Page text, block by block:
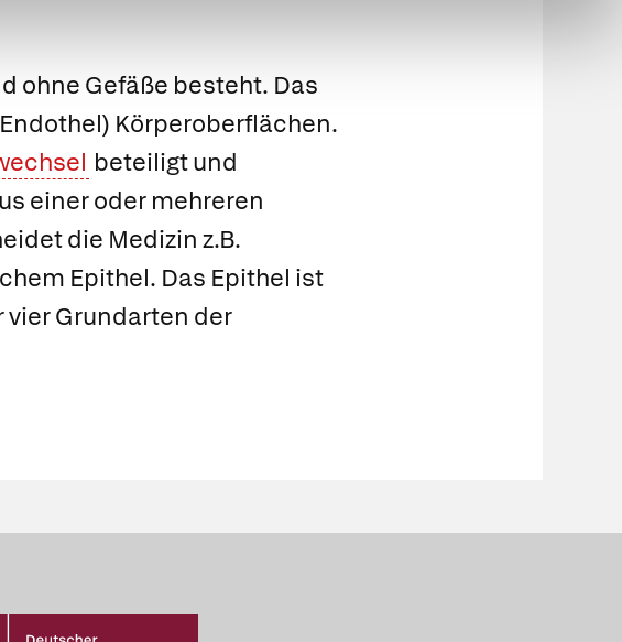
ohne Gefäße besteht. Das
) Körperoberflächen.
beteiligt und
einer oder mehreren
die Medizin z.B.
Epithel. Das Epithel ist
vier Grundarten der